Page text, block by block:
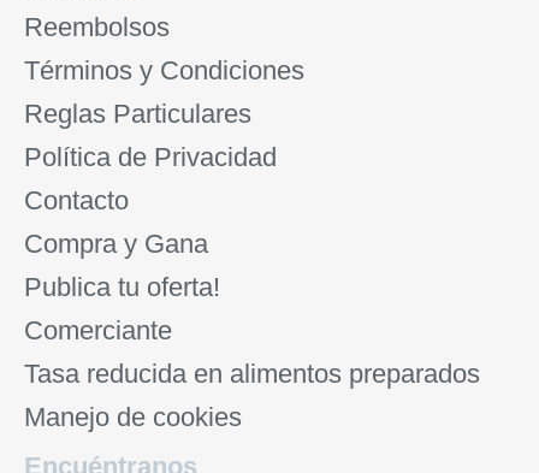
Reembolsos
Términos y Condiciones
Reglas Particulares
Política de Privacidad
Contacto
Compra y Gana
Publica tu oferta!
Comerciante
Tasa reducida en alimentos preparados
Manejo de cookies
Encuéntranos